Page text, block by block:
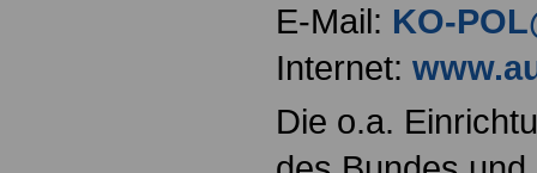
E-Mail: KO-
Internet:
Die o.a.